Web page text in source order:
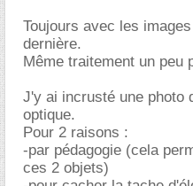
Toujours avec les
dernière.
Même traitement un peu
J'y ai incrusté une photo
optique.
Pour 2 raisons :
-par pédagogie (cela
ces 2 objets)